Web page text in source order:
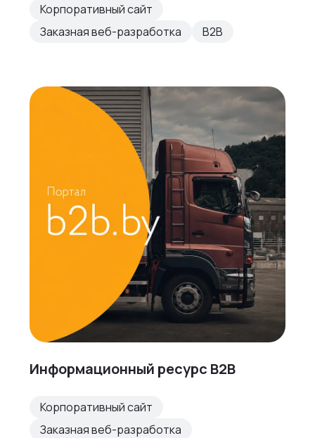
Корпоративный сайт
Заказная веб-разработка
B2B
Информационный ресурс B2B
Корпоративный сайт
Заказная веб-разработка